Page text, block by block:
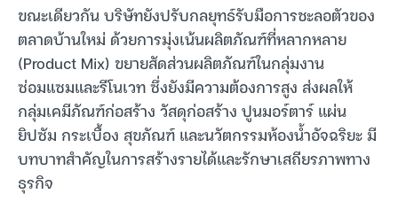
ขณะเดียวกัน บริษัทยังปรับกลยุทธ์รับมือการชะลอตัวของ
ตลาดบ้านใหม่ ด้วยการมุ่งเน้นผลิตภัณฑ์ที่หลากหลาย
(Product Mix) ขยายสัดส่วนผลิตภัณฑ์ในกลุ่มงาน
ซ่อมแซมและรีโนเวท ซึ่งยังมีความต้องการสูง ส่งผลให้
กลุ่มเคมีภัณฑ์ก่อสร้าง วัสดุก่อสร้าง ปูนมอร์ตาร์ แผ่น
ยิปซัม กระเบื้อง สุขภัณฑ์ และนวัตกรรมห้องน้ำอัจฉริยะ มี
บทบาทสำคัญในการสร้างรายได้และรักษาเสถียรภาพทาง
ธุรกิจ